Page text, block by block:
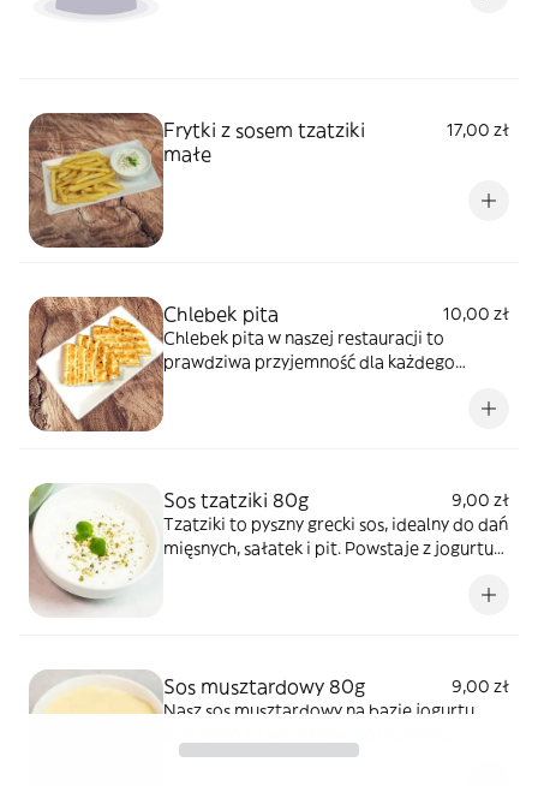
Frytki z sosem tzatziki
małe
17,00 zł
Chlebek pita
10,00 zł
Chlebek pita w naszej restauracji to
prawdziwa przyjemność dla każdego
dipach czy jako dodatek do mięs i sałatek.
Ciepły, świeżo upieczony pita to
nieodłączny element greckich smaków,
Sos tzatziki 80g
9,00 zł
Tzatziki to pyszny grecki sos, idealny do dań
mięsnych, sałatek i pit. Powstaje z jogurtu
Sos musztardowy 80g
9,00 zł
Nasz sos musztardowy na bazie jogurtu
kremowej konsystencji i wyrazistego smaku.